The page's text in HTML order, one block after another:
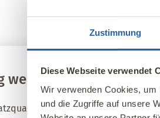
Zustimmung
Diese Webseite verwendet
Wir verwenden Cookies,
und die Zugriffe auf unsere
weiterbilden
und neue